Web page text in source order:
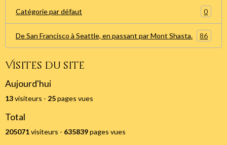
Catégorie par défaut 0
De San Francisco à Seattle, en passant par Mont Shasta. 86
Visites du site
Aujourd'hui
13visiteurs - 25pages vues
Total
205071visiteurs - 635839pages vues